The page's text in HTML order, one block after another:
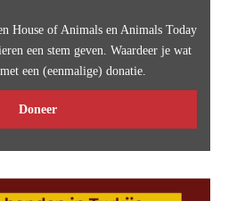
House of Animals en Animals Today
een stem geven. Waardeer je wat
een (eenmalige) donatie.
Doneer